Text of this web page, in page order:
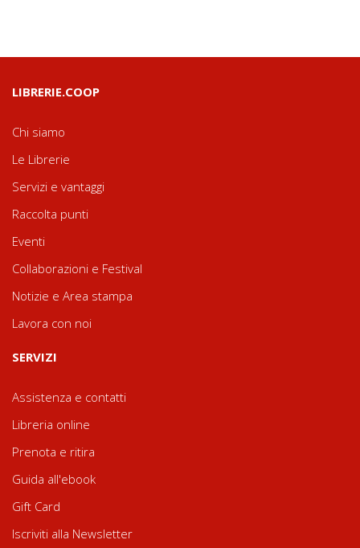
LIBRERIE.COOP
Chi siamo
Le Librerie
Servizi e vantaggi
Raccolta punti
Eventi
Collaborazioni e Festival
Notizie e Area stampa
Lavora con noi
SERVIZI
Assistenza e contatti
Libreria online
Prenota e ritira
Guida all'ebook
Gift Card
Iscriviti alla Newsletter